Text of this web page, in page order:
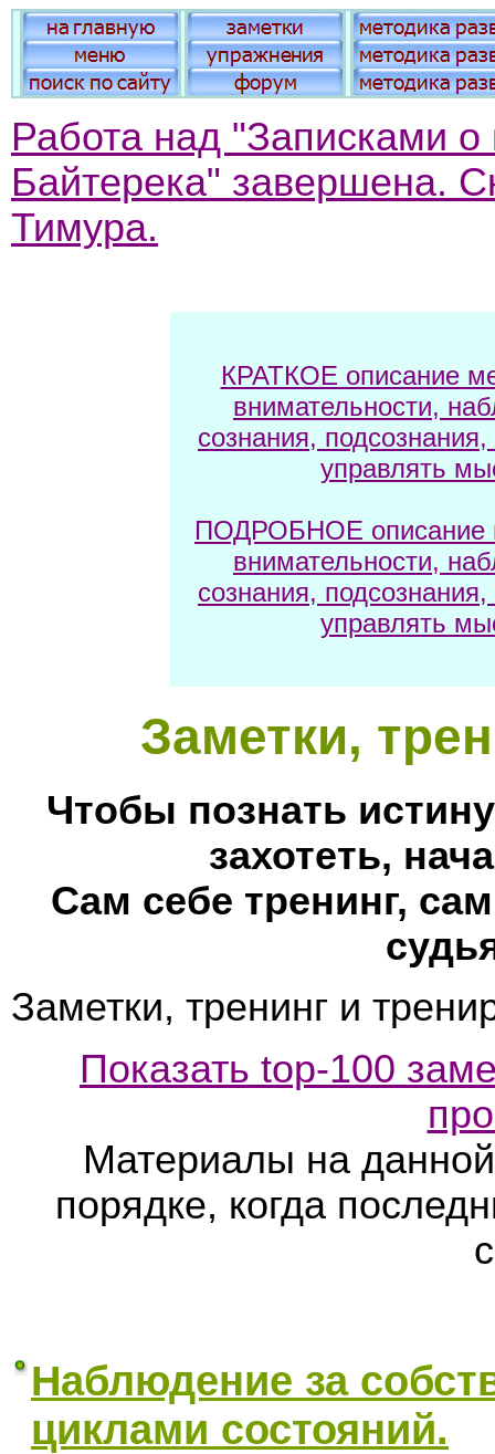
Работа над "Записками
Байтерека" завершена.
Тимура.
КРАТКОЕ описание
внимательности,
сознания,
управлять
ПОДРОБНОЕ описание
внимательности,
сознания,
управлять
Заметки,
Чтобы познать
захотеть,
Сам себе тренинг,
Заметки, тренинг и
Показать top-100
Материалы на
порядке, когда
Наблюдение за
циклами состояний.